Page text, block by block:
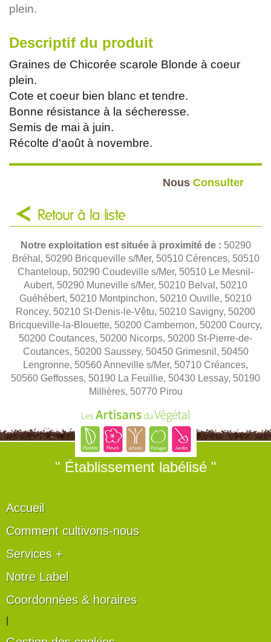
plein.
Descriptif du produit
Graines de Chicorée scarole Blonde à coeur
plein.
Cote et coeur bien blanc et tendre.
Bonne résistance à la sécheresse.
Semis de mai à juin.
Récolte d'août à novembre.
Nous Consulter
Retour à la liste
Notre exploitation est située à proximité de : 50290
Bréhal, 50290 Bricqueville s/Mer, 50510 Cérences, 50510
Chanteloup, 50290 Coudeville s/Mer, 50510 Le Mesnil-
Aubert, 50290 Muneville s/Mer, 50210 Belval, 50210
Guéhébert, 50210 Montpinchon, 50210 Ouville, 50210
Roncey, 50210 St-Denis-le-Vêtu, 50210 Savigny, 50200
Bricqueville-la-Blouette, 50200 Cambernon, 50200 Courcy,
50200 Coutances, 50200 Nicorps, 50200 St-Pierre-de-
Coutances, 50200 Saussey, 50450 Grimesnil, 50450
Lengronne, 50560 Anneville s/Mer, 50710 Créances,
50560 Geffosses, 50190 La Feuillie, 50430 Lessay, 50190
Millières, 50770 Pirou
" Établissement labélisé "
Accueil
Comment cultivons-nous
Services +
Notre Label
Coordonnées & horaires